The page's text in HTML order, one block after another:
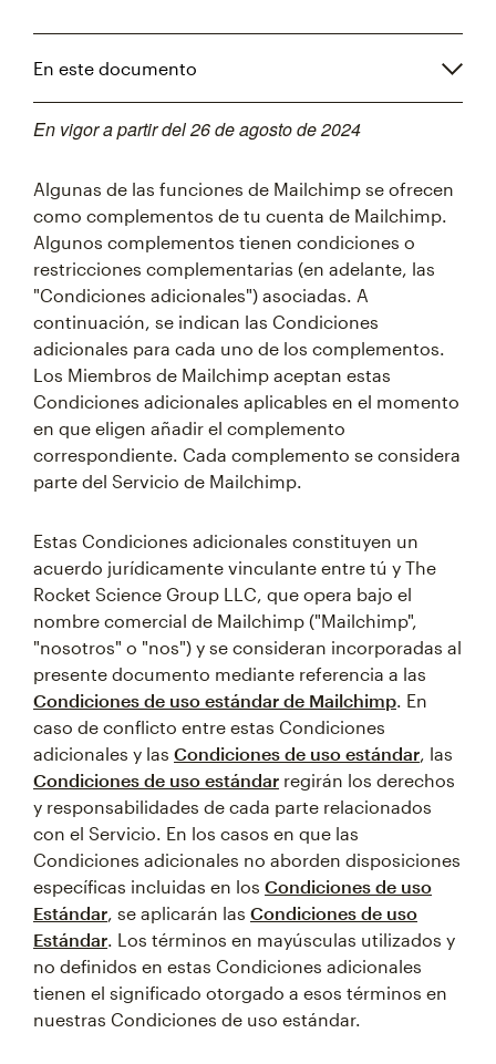
En este documento
En vigor a partir del 26 de agosto de 2024
Algunas de las funciones de Mailchimp se ofrecen
como complementos de tu cuenta de Mailchimp.
Algunos complementos tienen condiciones o
restricciones complementarias (en adelante, las
"Condiciones adicionales") asociadas. A
continuación, se indican las Condiciones
adicionales para cada uno de los complementos.
Los Miembros de Mailchimp aceptan estas
Condiciones adicionales aplicables en el momento
en que eligen añadir el complemento
correspondiente. Cada complemento se considera
parte del Servicio de Mailchimp.
Estas Condiciones adicionales constituyen un
acuerdo jurídicamente vinculante entre tú y The
Rocket Science Group LLC, que opera bajo el
nombre comercial de Mailchimp ("Mailchimp",
"nosotros" o "nos") y se consideran incorporadas al
presente documento mediante referencia a las
Condiciones de uso estándar de Mailchimp. En
caso de conflicto entre estas Condiciones
adicionales y las Condiciones de uso estándar, las
Condiciones de uso estándar regirán los derechos
y responsabilidades de cada parte relacionados
con el Servicio. En los casos en que las
Condiciones adicionales no aborden disposiciones
específicas incluidas en los Condiciones de uso
Estándar, se aplicarán las Condiciones de uso
Estándar. Los términos en mayúsculas utilizados y
no definidos en estas Condiciones adicionales
tienen el significado otorgado a esos términos en
nuestras Condiciones de uso estándar.